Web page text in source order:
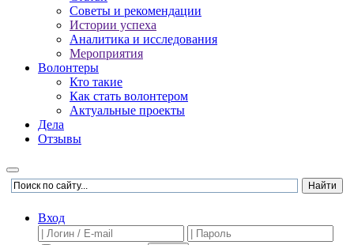
Советы и рекомендации
Истории успеха
Аналитика и исследования
Мероприятия
Волонтеры
Кто такие
Как стать волонтером
Актуальные проекты
Дела
Отзывы
Вход